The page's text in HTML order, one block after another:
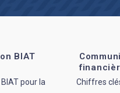
BIAT
pour la
Chiffres